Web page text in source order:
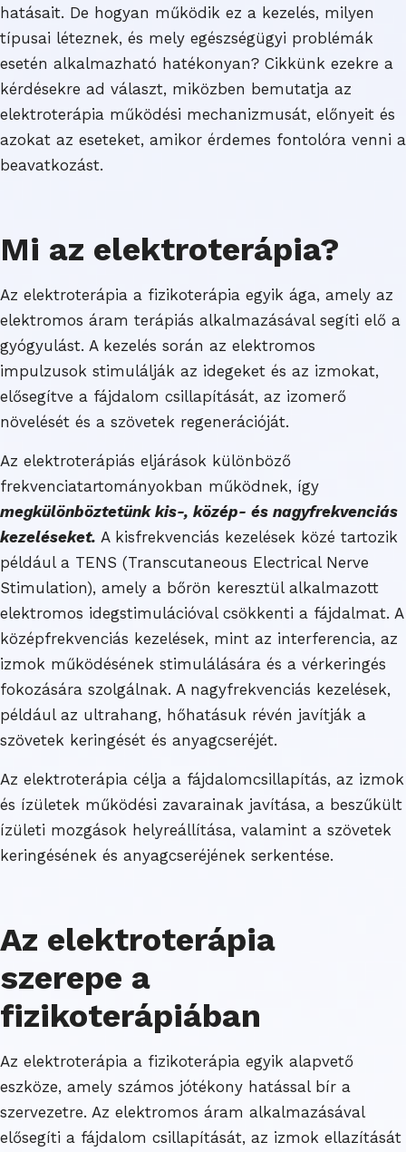
hatásait. De hogyan működik ez a kezelés, milyen
típusai léteznek, és mely egészségügyi problémák
esetén alkalmazható hatékonyan? Cikkünk ezekre a
kérdésekre ad választ, miközben bemutatja az
elektroterápia működési mechanizmusát, előnyeit és
azokat az eseteket, amikor érdemes fontolóra venni a
beavatkozást.
Mi az elektroterápia?
Az elektroterápia a fizikoterápia egyik ága, amely az
elektromos áram terápiás alkalmazásával segíti elő a
gyógyulást. A kezelés során az elektromos
impulzusok stimulálják az idegeket és az izmokat,
elősegítve a fájdalom csillapítását, az izomerő
növelését és a szövetek regenerációját.
Az elektroterápiás eljárások különböző
frekvenciatartományokban működnek, így
megkülönböztetünk kis-, közép- és nagyfrekvenciás
kezeléseket. A kisfrekvenciás kezelések közé tartozik
például a TENS (Transcutaneous Electrical Nerve
Stimulation), amely a bőrön keresztül alkalmazott
elektromos idegstimulációval csökkenti a fájdalmat. A
középfrekvenciás kezelések, mint az interferencia, az
izmok működésének stimulálására és a vérkeringés
fokozására szolgálnak. A nagyfrekvenciás kezelések,
például az ultrahang, hőhatásuk révén javítják a
szövetek keringését és anyagcseréjét.
Az elektroterápia célja a fájdalomcsillapítás, az izmok
és ízületek működési zavarainak javítása, a beszűkült
ízületi mozgások helyreállítása, valamint a szövetek
keringésének és anyagcseréjének serkentése.
Az elektroterápia
szerepe a
fizikoterápiában
Az elektroterápia a fizikoterápia egyik alapvető
eszköze, amely számos jótékony hatással bír a
szervezetre. Az elektromos áram alkalmazásával
elősegíti a fájdalom csillapítását, az izmok ellazítását